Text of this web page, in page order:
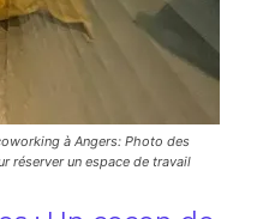
à Angers: Photo des
réserver un espace de travail